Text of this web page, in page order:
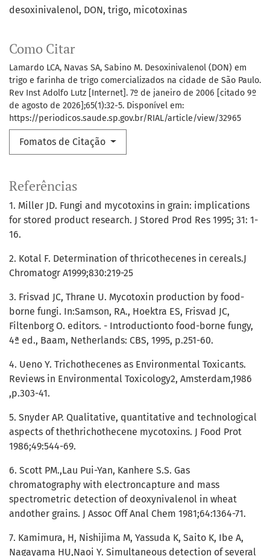
desoxinivalenol DON trigo micotoxinas
Como Citar
Lamardo LCA, Navas SA, Sabino M. Desoxinivalenol (DON) em
trigo e farinha de trigo comercializados na cidade de São Paulo.
Rev Inst Adolfo Lutz [Internet]. 7º de janeiro de 2006 [citado 9º
de agosto de 2026];65(1):32-5. Disponível em:
https://periodicos.saude.sp.gov.br/RIAL/article/view/32965
Fomatos de Citação
Referências
1. Miller JD. Fungi and mycotoxins in grain: implications
for stored product research. J Stored Prod Res 1995; 31: 1-
16.
2. Kotal F. Determination of thricothecenes in cereals.J
Chromatogr A1999;830:219-25
3. Frisvad JC, Thrane U. Mycotoxin production by food-
borne fungi. In:Samson, RA., Hoektra ES, Frisvad JC,
Filtenborg O. editors. - Introductionto food-borne fungy,
4ª ed., Baam, Netherlands: CBS, 1995, p.251-60.
4. Ueno Y. Trichothecenes as Environmental Toxicants.
Reviews in Environmental Toxicology2, Amsterdam,1986
,p.303-41.
5. Snyder AP. Qualitative, quantitative and technological
aspects of thethrichothecene mycotoxins. J Food Prot
1986;49:544-69.
6. Scott PM.,Lau Pui-Yan, Kanhere S.S. Gas
chromatography with electroncapture and mass
spectrometric detection of deoxynivalenol in wheat
andother grains. J Assoc Off Anal Chem 1981;64:1364-71.
7. Kamimura, H, Nishijima M, Yassuda K, Saito K, Ibe A,
Nagayama HU,Naoi Y. Simultaneous detection of several